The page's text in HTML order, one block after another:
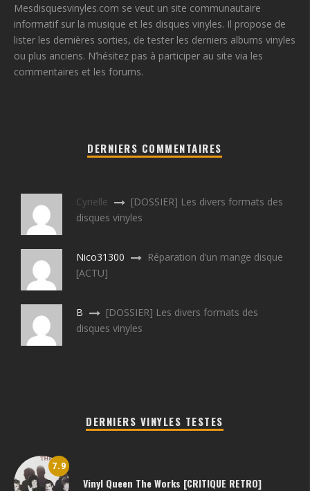
Mesdisquesvinyles.com se veut un site communautaire
informatif sur la musique et les disques vinyles. Il propose de
lister les dernières sorties, de tester les derniers albums vinyles
ou plus anciens. N’hésitez pas à participer au site via les
commentaires et les forums.
DERNIERS COMMENTAIRES
Cyrielle
[DOSSIER] Les divers formats des
disques vinyles
Nico31300
Réparation d’un mange disque
[ACTU]
B
[DOSSIER] Les divers formats des
disques vinyles
DERNIERS VINYLES TESTES
7.9
Vinyl Queen The Works [CRITIQUE RETRO]